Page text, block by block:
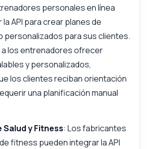
personales en línea
API para crear planes de
personalizados para sus clientes.
a los entrenadores ofrecer
y personalizados,
los clientes reciban orientación
una planificación manual
Salud y Fitness: Los fabricantes
fitness pueden integrar la API